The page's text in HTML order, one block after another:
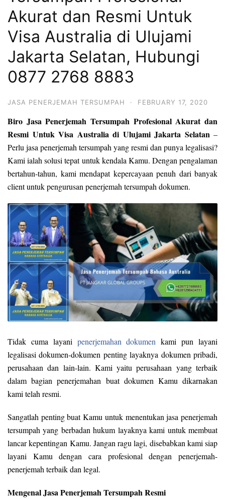
Akurat dan Resmi Untuk
Visa Australia di Ulujami
Jakarta Selatan, Hubungi
0877 2768 8883
JASA PENERJEMAH TERSUMPAH · FEBRUARY 17, 2020
Biro Jasa Penerjemah Tersumpah Profesional Akurat dan
Resmi Untuk Visa Australia di Ulujami Jakarta Selatan –
Perlu jasa penerjemah tersumpah yang resmi dan punya legalisasi?
Kami ialah solusi tepat untuk kendala Kamu. Dengan pengalaman
bertahun-tahun, kami mendapat kepercayaan penuh dari banyak
client untuk pengurusan penerjemah tersumpah dokumen.
Tidak cuma layani penerjemahan dokumen kami pun layani
legalisasi dokumen-dokumen penting layaknya dokumen pribadi,
perusahaan dan lain-lain. Kami yaitu perusahaan yang terbaik
dalam bagian penerjemahan buat dokumen Kamu dikarnakan
kami telah resmi.
Sangatlah penting buat Kamu untuk menentukan jasa penerjemah
tersumpah yang berbadan hukum layaknya kami untuk membuat
lancar kepentingan Kamu. Jangan ragu lagi, disebabkan kami siap
layani Kamu dengan cara profesional dengan penerjemah-
penerjemah terbaik dan legal.
Mengenal Jasa Penerjemah Tersumpah Resmi